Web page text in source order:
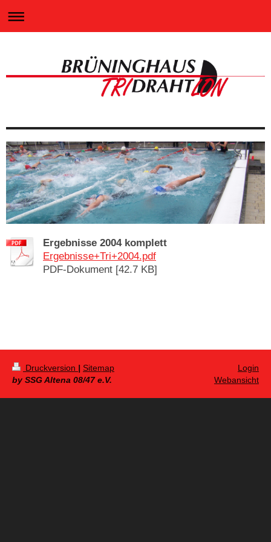
Ergebnisse 2004 komplett
Ergebnisse+Tri+2004.pdf
PDF-Dokument [42.7 KB]
Druckversion | Sitemap
by SSG Altena 08/47 e.V.
Login
Webansicht